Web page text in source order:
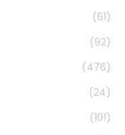
(61)
(92)
(476)
(24)
(101)